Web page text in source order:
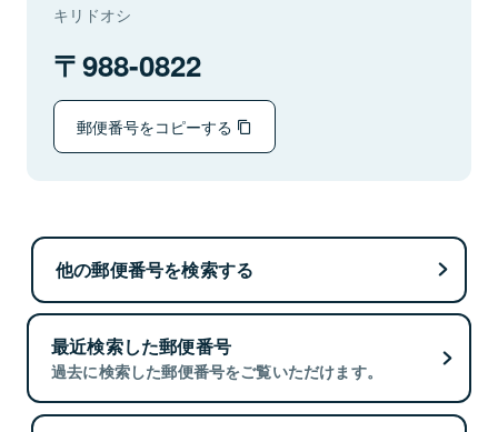
キリドオシ
988-0822
郵便番号をコピーする
他の郵便番号を検索する
最近検索した郵便番号
過去に検索した郵便番号をご覧いただけます。